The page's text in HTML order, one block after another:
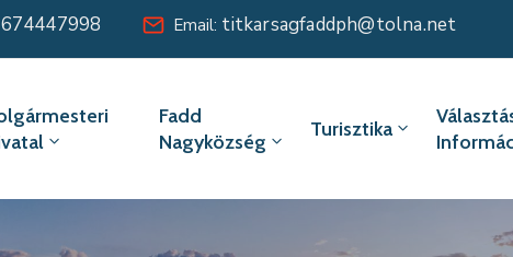
Email: titkarsagfaddph@tolna.net
Fadd
Nagyközség
Turisztika